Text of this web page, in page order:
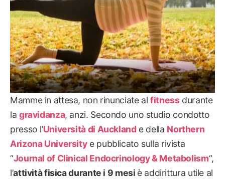
Mamme in attesa, non rinunciate alfitnessdurante
la gravidanza, anzi. Secondo uno studio condotto
presso l’Università di Auckland e della Northern
Arizona Universitye pubblicato sulla rivista
“Journal of Clinical Endocrinology & Metabolism“,
l’attività fisica durante i 9 mesi è addirittura utile al